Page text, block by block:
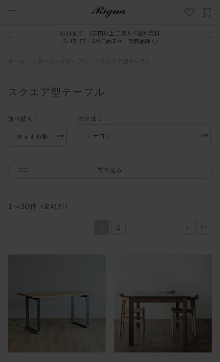
8/31まで 2万円以上ご購入で送料無料
（OUTLET・SALE品ほか一部商品除く）
ホーム ダイニングテーブル スクエア型テーブル
スクエア型テーブル
並べ替え： カテゴリ：
絞り込み
1 ～30件 （全41 件）
2